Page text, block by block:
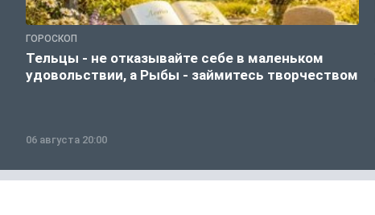
ГОРОСКОП
Тельцы - не отказывайте себе в маленьком
удовольствии, а Рыбы - займитесь творчеством
06 августа 20:00